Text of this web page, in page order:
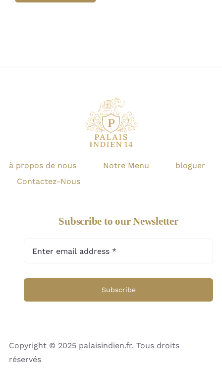
à propos de nous Notre Menu
bloguer
Contactez-Nous
Subscribe to our Newsletter
Subscribe
Copyright © 2025 palaisindien.fr. Tous droits
réservés